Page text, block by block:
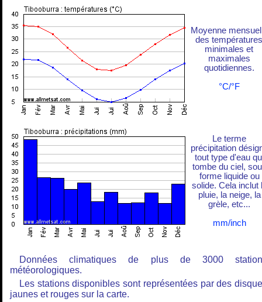
Moyenne
des températures
minimales et
maximales
quotidiennes.
°C/°F
Le terme
précipitation
tout type d'eau
tombe du ciel,
forme liquide ou
solide. Cela inclut
pluie, la neige, la
grèle, etc...
mm/inch
Données climatiques de plus de 3000
météorologiques.
Les stations disponibles sont représentées par des
jaunes et rouges sur la carte.